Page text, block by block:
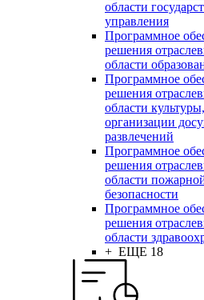
области
управления
Программное
решения
области
Программное
решения
области
организации
развлечений
Программное
решения
области
безопасности
Программное
решения
области
+ ЕЩЕ 18